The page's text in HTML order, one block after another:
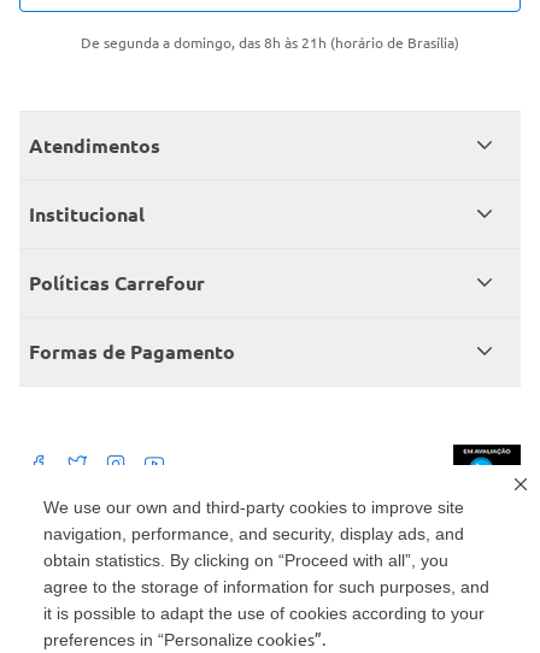
We use our own and third-party cookies to improve site
navigation, performance, and security, display ads, and
obtain statistics. By clicking on “Proceed with all”, you
agree to the storage of information for such purposes, and
it is possible to adapt the use of cookies according to your
preferences in “Personalize cookies”.
De segunda a domingo, das 8h às 21h (horário de Brasília)
Atendimentos
Meus pedidos
Consumidor.gov
Institucional
Grupo Carrefour Brasil
Produtos Carrefour
Políticas Carrefour
Políticas de entregas
Políticas de trocas e devoluções
Formas de Pagamento
Mercado: Carrefour Comércio e Indústrias Ltda Via de Acesso Norte, Km 38,
nº 420, Empresarial Gato Preto, Cajamar - SP | CEP 07789-100 | CNPJ:
45.543.915/0846-95
Drogaria: Carrefour Comercio e Industria Ltda: Avenida das Nações Unidas,
15187, Loja 104/105/106 Bloco A Setor 1 - Vila Gertrudes, São Paulo, SP |
CEP 04794-000 | CNPJ: 45.543.915/0736-50